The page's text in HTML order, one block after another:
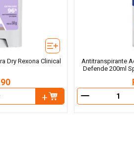
Dry Rexona Clinical
90
Antitranspirante
Defende 200ml